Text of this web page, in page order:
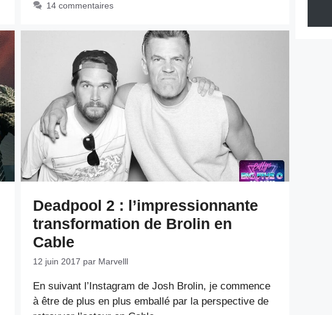
14 commentaires
Deadpool 2 : l’impressionnante
transformation de Brolin en
Cable
12 juin 2017 par Marvelll
En suivant l’Instagram de Josh Brolin, je commence
à être de plus en plus emballé par la perspective de